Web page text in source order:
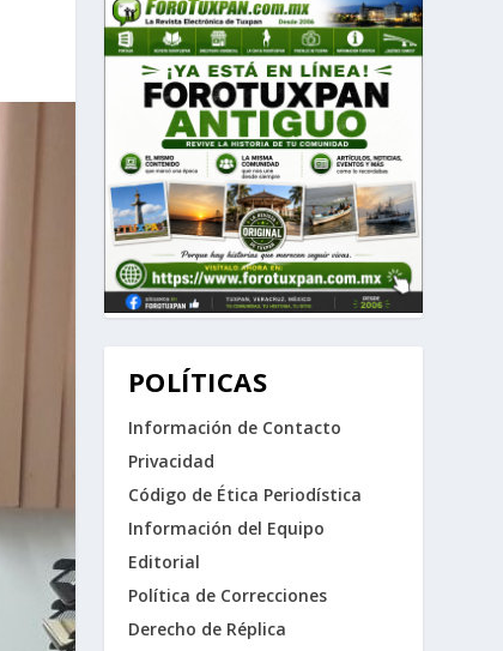
POLÍTICAS
Información de Contacto
Privacidad
Código de Ética Periodística
Información del Equipo
Editorial
Política de Correcciones
Derecho de Réplica